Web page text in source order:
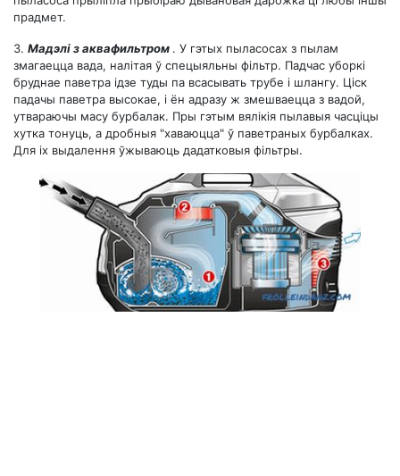
прадмет.
3. Мадэлі з аквафильтром . У гэтых пыласосах з пылам
змагаецца вада, налітая ў спецыяльны фільтр. Падчас уборкі
бруднае паветра ідзе туды па всасывать трубе і шлангу. Ціск
падачы паветра высокае, і ён адразу ж змешваецца з вадой,
утвараючы масу бурбалак. Пры гэтым вялікія пылавыя часціцы
хутка тонуць, а дробныя "хаваюцца" ў паветраных бурбалках.
Для іх выдалення ўжываюць дадатковыя фільтры.